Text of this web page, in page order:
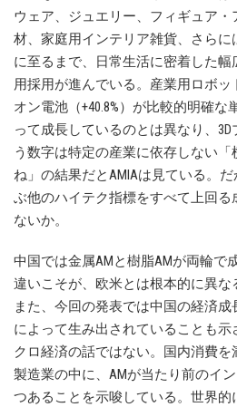
ウェア、ジュエリー、フィギュア
材、家庭用インテリア雑貨、さら
に至るまで、日常生活に密着した幅
用採用が進んでいる。産業用ロボッ
オン電池（+40.8%）が比較的明確な
って成長しているのとは異なり、3D
う数字は特定の産業に依存しない
ね」の結果だとAMIAは見ている。
ぶ他のハイテク指標をすべて上回
ないか。
中国では金属AMと樹脂AMが両輪で
違いこそが、欧米とは根本的に異な
また、今回の発表では中国の経済成
によって生み出されていることも
クロ経済の話ではない。国内消費
製造業の中に、AMが当たり前のイ
つあることを示唆している。世界的